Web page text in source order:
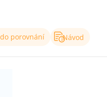
porovnání
Návod